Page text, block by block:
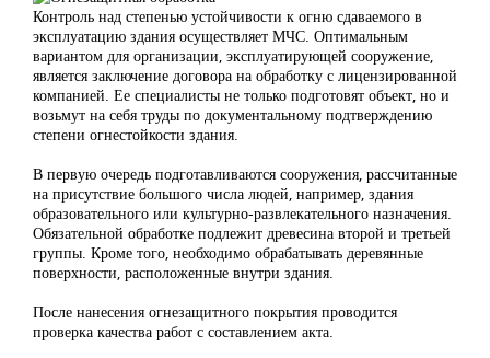
Контроль над степенью устойчивости к огню сдаваемого в
эксплуатацию здания осуществляет МЧС. Оптимальным
вариантом для организации, эксплуатирующей сооружение,
является заключение договора на обработку с лицензированной
компанией. Ее специалисты не только подготовят объект, но и
возьмут на себя труды по документальному подтверждению
степени огнестойкости здания.
В первую очередь подготавливаются сооружения, рассчитанные
на присутствие большого числа людей, например, здания
образовательного или культурно-развлекательного назначения.
Обязательной обработке подлежит древесина второй и третьей
группы. Кроме того, необходимо обрабатывать деревянные
поверхности, расположенные внутри здания.
После нанесения огнезащитного покрытия проводится
проверка качества работ с составлением акта.